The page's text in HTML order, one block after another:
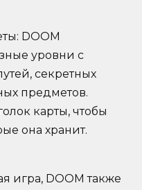
DOOM
уровни с
секретных
предметов.
карты, чтобы
она хранит.
игра, DOOM также